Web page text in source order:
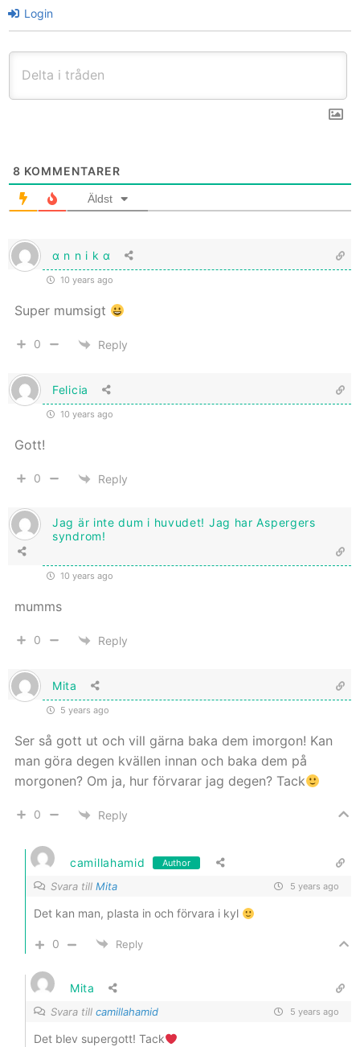
Login
8 KOMMENTARER
Äldst
ɑ n n i k ɑ
10 years ago
Super mumsigt
0 Reply
Felicia
10 years ago
Gott!
0 Reply
Jag är inte dum i huvudet! Jag har Aspergers
syndrom!
10 years ago
mumms
0 Reply
Mita
5 years ago
Ser så gott ut och vill gärna baka dem imorgon! Kan
man göra degen kvällen innan och baka dem på
morgonen? Om ja, hur förvarar jag degen? Tack
0 Reply
camillahamid Author
Svara till Mita 5 years ago
Det kan man, plasta in och förvara i kyl
0 Reply
Mita
Svara till camillahamid 5 years ago
Det blev supergott! Tack